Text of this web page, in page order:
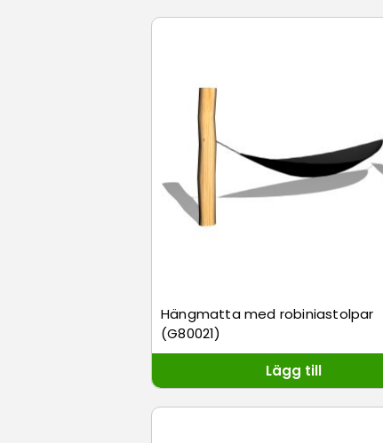
Hängmatta med robiniastolpar
(G80021)
Lägg till